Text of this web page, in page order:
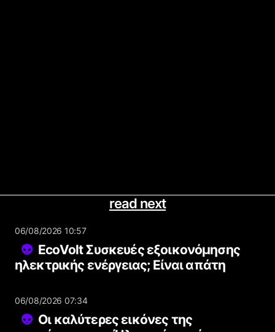
read next
06/08/2026 10:57
EcoVolt Συσκευές εξοικονόμησης
ηλεκτρικής ενέργειας; Είναι απάτη
06/08/2026 07:34
Οι καλύτερες εικόνες της